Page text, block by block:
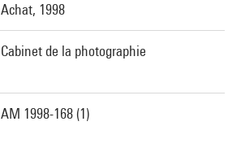
Achat, 1998
Cabinet de la photographie
AM 1998-168 (1)